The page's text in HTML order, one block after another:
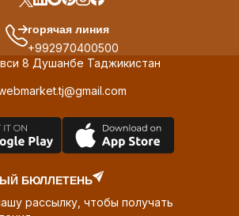
горячая линия
+992970400500
8 Душанбе Таджикистан
БЮЛЛЕТЕНЬ
рассылку, чтобы получать